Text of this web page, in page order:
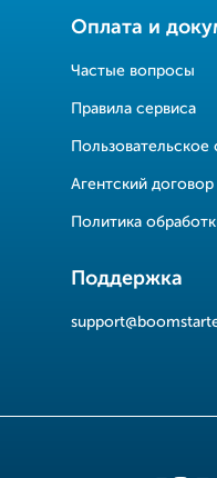
Оплата и
Частые вопросы
Правила сервиса
Пользовательское
Агентский договор
Политика
Поддержка